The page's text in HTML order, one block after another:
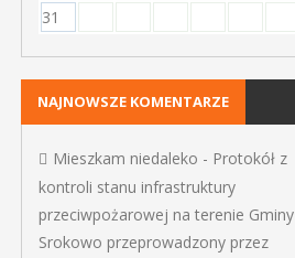
31
NAJNOWSZE KOMENTARZE
Mieszkam niedaleko - Protokół z
kontroli stanu infrastruktury
przeciwpożarowej na terenie Gminy
Srokowo przeprowadzony przez